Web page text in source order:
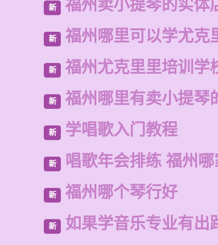
新 福州卖小提琴的实体
新 福州哪里可以学尤克
新 福州尤克里里培训学
新 福州哪里有卖小提琴
新 学唱歌入门教程
新 唱歌年会排练 福州
新 福州哪个琴行好
新 如果学音乐专业有出